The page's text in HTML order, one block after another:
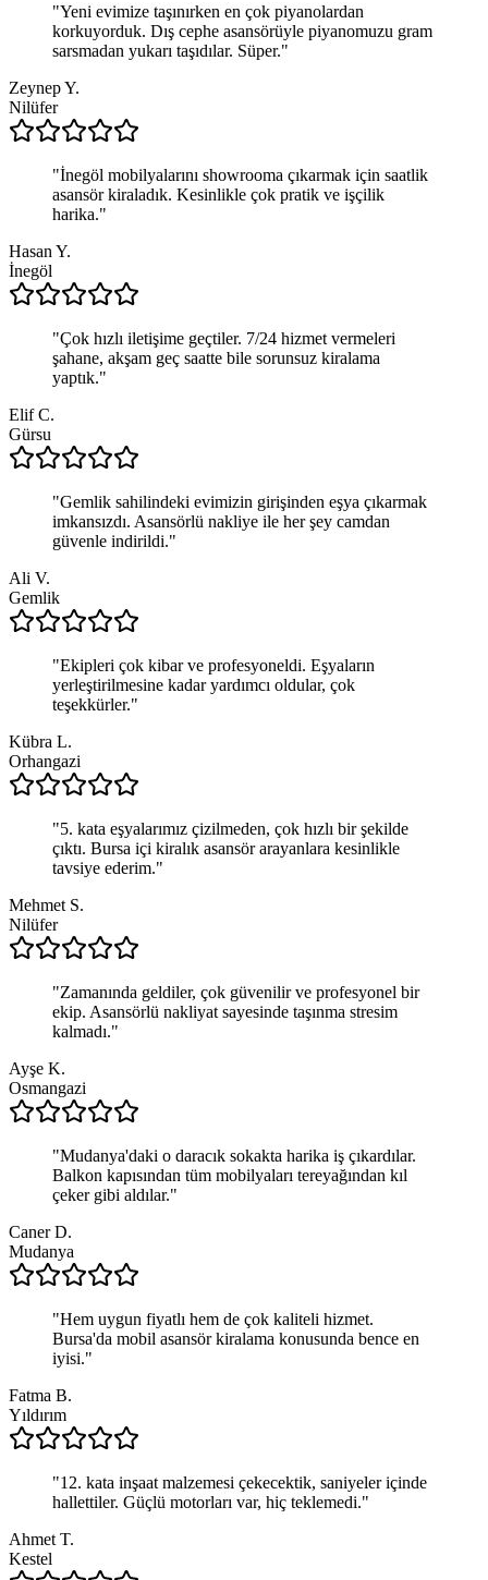
"Yeni evimize taşınırken en çok piyanolardan
korkuyorduk. Dış cephe asansörüyle piyanomuzu gram
sarsmadan yukarı taşıdılar. Süper."
Zeynep Y.
Nilüfer
"İnegöl mobilyalarını showrooma çıkarmak için saatlik
asansör kiraladık. Kesinlikle çok pratik ve işçilik
harika."
Hasan Y.
İnegöl
"Çok hızlı iletişime geçtiler. 7/24 hizmet vermeleri
şahane, akşam geç saatte bile sorunsuz kiralama
yaptık."
Elif C.
Gürsu
"Gemlik sahilindeki evimizin girişinden eşya çıkarmak
imkansızdı. Asansörlü nakliye ile her şey camdan
güvenle indirildi."
Ali V.
Gemlik
"Ekipleri çok kibar ve profesyoneldi. Eşyaların
yerleştirilmesine kadar yardımcı oldular, çok
teşekkürler."
Kübra L.
Orhangazi
"5. kata eşyalarımız çizilmeden, çok hızlı bir şekilde
çıktı. Bursa içi kiralık asansör arayanlara kesinlikle
tavsiye ederim."
Mehmet S.
Nilüfer
"Zamanında geldiler, çok güvenilir ve profesyonel bir
ekip. Asansörlü nakliyat sayesinde taşınma stresim
kalmadı."
Ayşe K.
Osmangazi
"Mudanya'daki o daracık sokakta harika iş çıkardılar.
Balkon kapısından tüm mobilyaları tereyağından kıl
çeker gibi aldılar."
Caner D.
Mudanya
"Hem uygun fiyatlı hem de çok kaliteli hizmet.
Bursa'da mobil asansör kiralama konusunda bence en
iyisi."
Fatma B.
Yıldırım
"12. kata inşaat malzemesi çekecektik, saniyeler içinde
hallettiler. Güçlü motorları var, hiç teklemedi."
Ahmet T.
Kestel